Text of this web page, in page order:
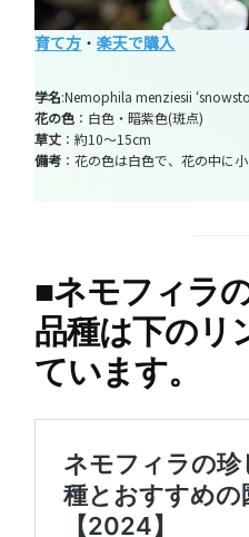
育て方 ・楽天で購入
学名:Nemophila menziesii
花の色 ：白色・暗紫色(斑点)
草丈 ：約10～15cm
備考 ：花の色は白色で、花の中に
■ネモフィラ
品種は下のリ
ています。